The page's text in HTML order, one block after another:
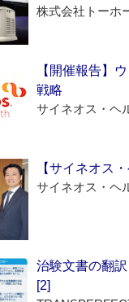
株式会社トーホ
【開催報告】
戦略
サイネオス・ヘ
【サイネオス
サイネオス・ヘ
治験文書の翻
[2]